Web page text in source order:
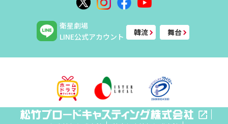
衛星劇場
LINE公式アカウント
韓流 舞台